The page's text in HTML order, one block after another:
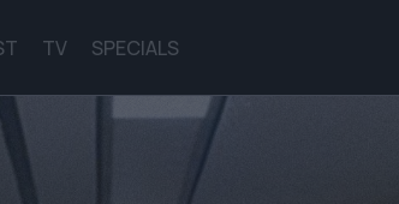
TV SPECIALS